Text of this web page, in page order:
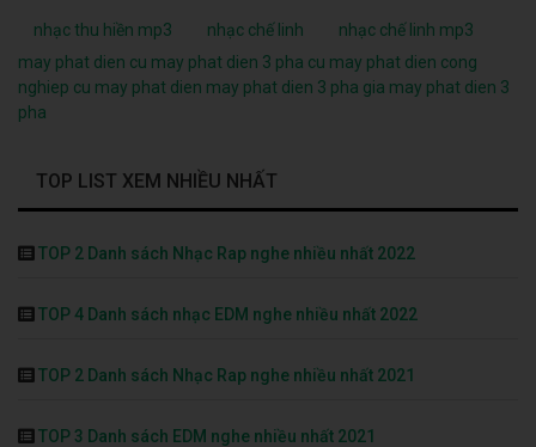
nhạc thu hiền mp3 nhạc chế linh
nhạc chế linh mp3
may phat dien cu may phat dien 3 pha cu may phat dien cong
nghiep cu may phat dien may phat dien 3 pha gia may phat dien 3
pha
TOP LIST XEM NHIỀU NHẤT
TOP 2 Danh sách Nhạc Rap nghe nhiều nhất 2022
TOP 4 Danh sách nhạc EDM nghe nhiều nhất 2022
TOP 2 Danh sách Nhạc Rap nghe nhiều nhất 2021
TOP 3 Danh sách EDM nghe nhiều nhất 2021